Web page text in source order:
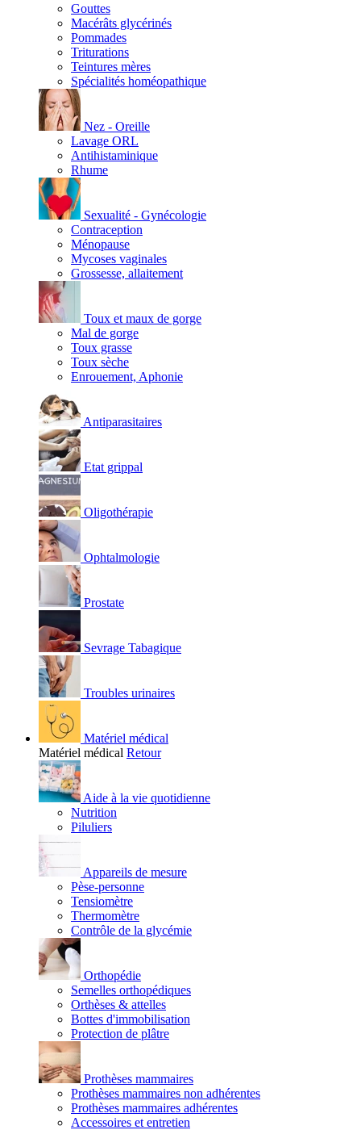
Gouttes
Macérâts glycérinés
Pommades
Triturations
Teintures mères
Spécialités homéopathique
Nez - Oreille
Lavage ORL
Antihistaminique
Rhume
Sexualité - Gynécologie
Contraception
Ménopause
Mycoses vaginales
Grossesse, allaitement
Toux et maux de gorge
Mal de gorge
Toux grasse
Toux sèche
Enrouement, Aphonie
Antiparasitaires
Etat grippal
Oligothérapie
Ophtalmologie
Prostate
Sevrage Tabagique
Troubles urinaires
Matériel médical
Matériel médical Retour
Aide à la vie quotidienne
Nutrition
Piluliers
Appareils de mesure
Pèse-personne
Tensiomètre
Thermomètre
Contrôle de la glycémie
Orthopédie
Semelles orthopédiques
Orthèses & attelles
Bottes d'immobilisation
Protection de plâtre
Prothèses mammaires
Prothèses mammaires non adhérentes
Prothèses mammaires adhérentes
Accessoires et entretien